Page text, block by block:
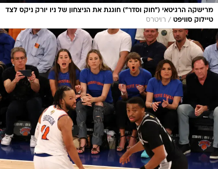
מרישקה הרגיטאי ("חוק וסדר") חוגגת את הניצחון של ניו יורק ניקס לצד
טיילוק סוויפט / רויטרס